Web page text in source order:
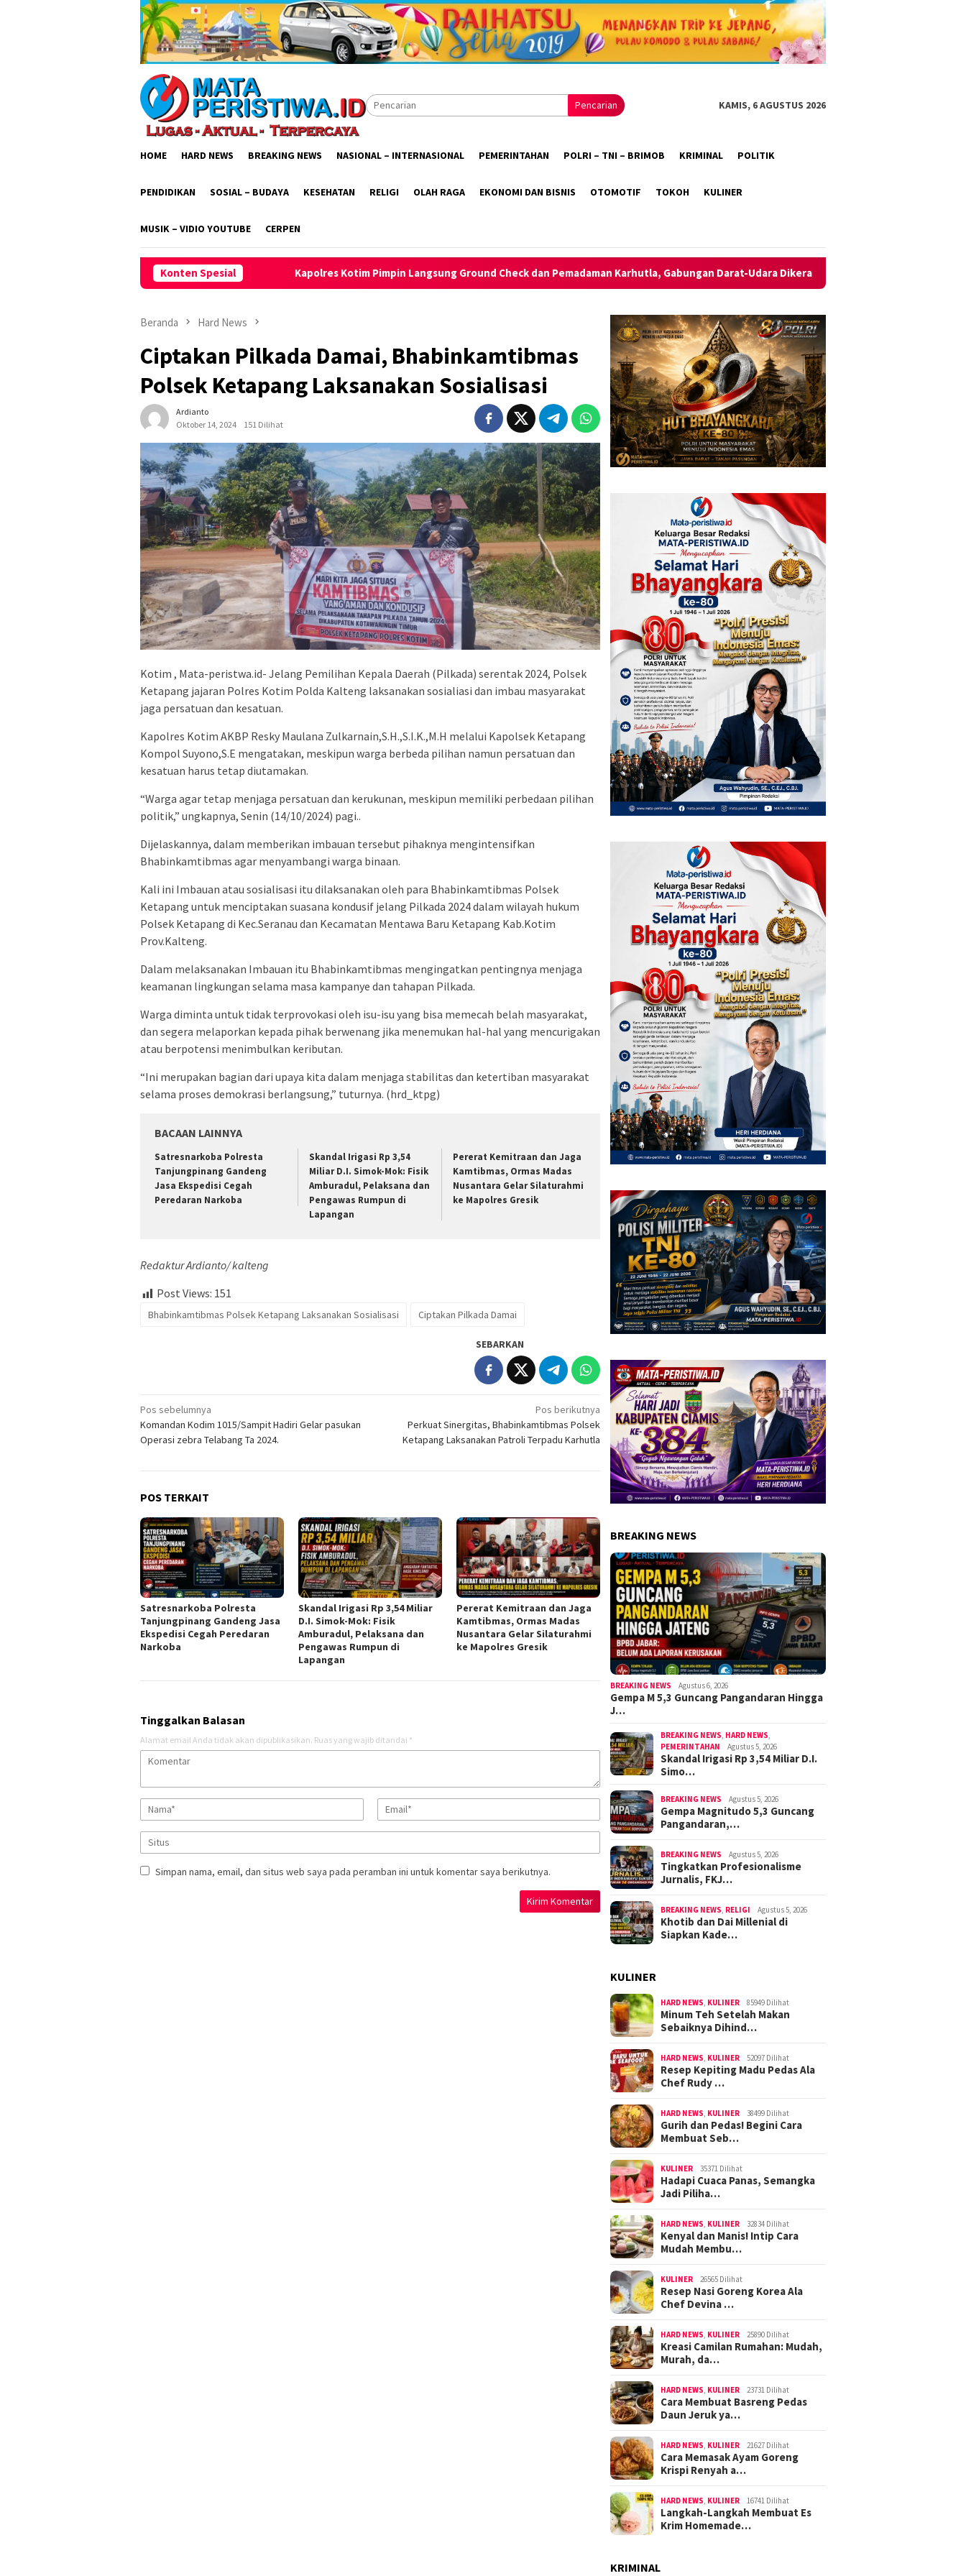
Pencarian KAMIS, 6 AGUSTUS 2026
HOME HARD NEWS BREAKING NEWS NASIONAL – INTERNASIONAL PEMERINTAHAN POLRI – TNI – BRIMOB KRIMINAL POLITIK
PENDIDIKAN SOSIAL – BUDAYA KESEHATAN RELIGI OLAH RAGA EKONOMI DAN BISNIS OTOMOTIF TOKOH KULINER
MUSIK – VIDIO YOUTUBE CERPEN
Konten Spesial
Kapolres Kotim Pimpin Langsung Ground Check dan Pemadaman Karhutla, Gabungan Darat-Udara Dikerahkan Polres Kotim Ikuti Anev Capaian
Beranda Hard News
Ciptakan Pilkada Damai, Bhabinkamtibmas
Polsek Ketapang Laksanakan Sosialisasi
Ardianto
Oktober 14, 2024
151 Dilihat
Kotim , Mata-peristwa.id- Jelang Pemilihan Kepala Daerah (Pilkada) serentak 2024, Polsek
Ketapang jajaran Polres Kotim Polda Kalteng laksanakan sosialiasi dan imbau masyarakat
jaga persatuan dan kesatuan.
Kapolres Kotim AKBP Resky Maulana Zulkarnain,S.H.,S.I.K.,M.H melalui Kapolsek Ketapang
Kompol Suyono,S.E mengatakan, meskipun warga berbeda pilihan namun persatuan dan
kesatuan harus tetap diutamakan.
“Warga agar tetap menjaga persatuan dan kerukunan, meskipun memiliki perbedaan pilihan
politik,” ungkapnya, Senin (14/10/2024) pagi..
Dijelaskannya, dalam memberikan imbauan tersebut pihaknya mengintensifkan
Bhabinkamtibmas agar menyambangi warga binaan.
Kali ini Imbauan atau sosialisasi itu dilaksanakan oleh para Bhabinkamtibmas Polsek
Ketapang untuk menciptakan suasana kondusif jelang Pilkada 2024 dalam wilayah hukum
Polsek Ketapang di Kec.Seranau dan Kecamatan Mentawa Baru Ketapang Kab.Kotim
Prov.Kalteng.
Dalam melaksanakan Imbauan itu Bhabinkamtibmas mengingatkan pentingnya menjaga
keamanan lingkungan selama masa kampanye dan tahapan Pilkada.
Warga diminta untuk tidak terprovokasi oleh isu-isu yang bisa memecah belah masyarakat,
dan segera melaporkan kepada pihak berwenang jika menemukan hal-hal yang mencurigakan
atau berpotensi menimbulkan keributan.
“Ini merupakan bagian dari upaya kita dalam menjaga stabilitas dan ketertiban masyarakat
selama proses demokrasi berlangsung,” tuturnya. (hrd_ktpg)
BACAAN LAINNYA
Satresnarkoba Polresta
Tanjungpinang Gandeng
Jasa Ekspedisi Cegah
Peredaran Narkoba
Skandal Irigasi Rp 3,54
Miliar D.I. Simok-Mok: Fisik
Amburadul, Pelaksana dan
Pengawas Rumpun di
Lapangan
Pererat Kemitraan dan Jaga
Kamtibmas, Ormas Madas
Nusantara Gelar Silaturahmi
ke Mapolres Gresik
Redaktur Ardianto/ kalteng
Post Views: 151
Bhabinkamtibmas Polsek Ketapang Laksanakan Sosialisasi Ciptakan Pilkada Damai
SEBARKAN
Navigasi
pos
Pos sebelumnya
Komandan Kodim 1015/Sampit Hadiri Gelar pasukan
Operasi zebra Telabang Ta 2024.
Pos berikutnya
Perkuat Sinergitas, Bhabinkamtibmas Polsek
Ketapang Laksanakan Patroli Terpadu Karhutla
POS TERKAIT
Satresnarkoba Polresta
Tanjungpinang Gandeng Jasa
Ekspedisi Cegah Peredaran
Narkoba
Skandal Irigasi Rp 3,54 Miliar
D.I. Simok-Mok: Fisik
Amburadul, Pelaksana dan
Pengawas Rumpun di
Lapangan
Pererat Kemitraan dan Jaga
Kamtibmas, Ormas Madas
Nusantara Gelar Silaturahmi
ke Mapolres Gresik
Tinggalkan Balasan
Alamat email Anda tidak akan dipublikasikan. Ruas yang wajib ditandai *
Simpan nama, email, dan situs web saya pada peramban ini untuk komentar saya berikutnya.
BREAKING NEWS
BREAKING NEWS Agustus 6, 2026
Gempa M 5,3 Guncang Pangandaran Hingga
J…
BREAKING NEWS HARD NEWS
PEMERINTAHAN
Agustus 5, 2026
Skandal Irigasi Rp 3,54 Miliar D.I.
Simo…
BREAKING NEWS Agustus 5, 2026
Gempa Magnitudo 5,3 Guncang
Pangandaran,…
BREAKING NEWS Agustus 5, 2026
Tingkatkan Profesionalisme
Jurnalis, FKJ…
BREAKING NEWS RELIGI Agustus 5, 2026
Khotib dan Dai Millenial di
Siapkan Kade…
KULINER
HARD NEWS KULINER 85949 Dilihat
Minum Teh Setelah Makan
Sebaiknya Dihind…
HARD NEWS KULINER 52097 Dilihat
Resep Kepiting Madu Pedas Ala
Chef Rudy …
HARD NEWS KULINER 38499 Dilihat
Gurih dan Pedas! Begini Cara
Membuat Seb…
KULINER 35371 Dilihat
Hadapi Cuaca Panas, Semangka
Jadi Piliha…
HARD NEWS KULINER 32834 Dilihat
Kenyal dan Manis! Intip Cara
Mudah Membu…
KULINER 26565 Dilihat
Resep Nasi Goreng Korea Ala
Chef Devina …
HARD NEWS KULINER 25890 Dilihat
Kreasi Camilan Rumahan: Mudah,
Murah, da…
HARD NEWS KULINER 23731 Dilihat
Cara Membuat Basreng Pedas
Daun Jeruk ya…
HARD NEWS KULINER 21627 Dilihat
Cara Memasak Ayam Goreng
Krispi Renyah a…
HARD NEWS KULINER 16741 Dilihat
Langkah-Langkah Membuat Es
Krim Homemade…
KRIMINAL